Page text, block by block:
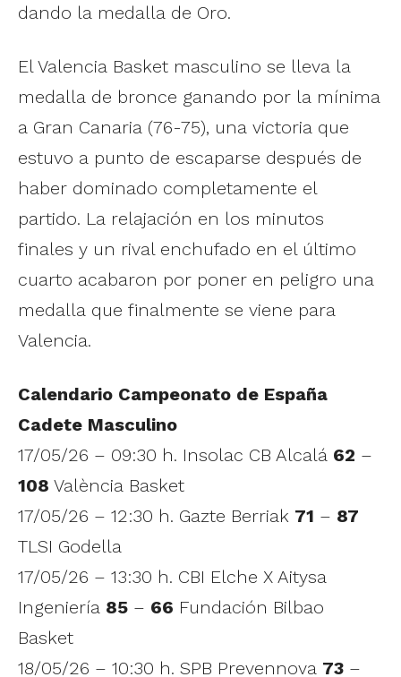
dando la medalla de Oro.
El Valencia Basket masculino se lleva la
medalla de bronce ganando por la mínima
a Gran Canaria (76-75), una victoria que
estuvo a punto de escaparse después de
haber dominado completamente el
partido. La relajación en los minutos
finales y un rival enchufado en el último
cuarto acabaron por poner en peligro una
medalla que finalmente se viene para
Valencia.
Calendario Campeonato de España
Cadete Masculino
17/05/26 – 09:30 h. Insolac CB Alcalá 62 –
108 València Basket
17/05/26 – 12:30 h. Gazte Berriak 71 – 87
TLSI Godella
17/05/26 – 13:30 h. CBI Elche X Aitysa
Ingeniería 85 – 66 Fundación Bilbao
Basket
18/05/26 – 10:30 h. SPB Prevennova 73 –